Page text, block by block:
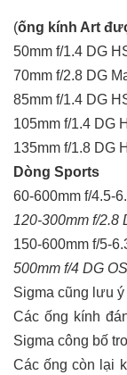
(ống kính Art
50mm f/1.4 DG
70mm f/2.8 DG
85mm f/1.4 DG
105mm f/1.4 DG
135mm f/1.8 DG
Dòng Sports
60-600mm f/4.5-
120-300mm f/2.8
150-600mm f/5-
500mm f/4 DG
Sigma cũng lưu
Các ống kính
Sigma công bố
Các ống còn lại